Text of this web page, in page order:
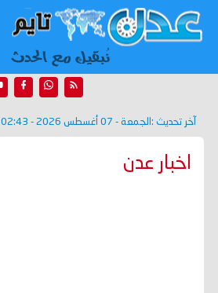
آخر تحديث : الجمعة - 07 أغسطس 2026 - 02:43 ص
اخبار عدن